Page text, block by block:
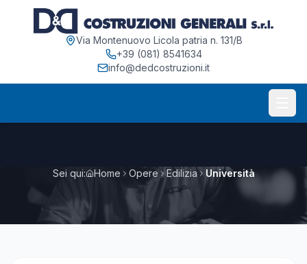
Via Montenuovo Licola patria n. 131/B
+39 (081) 8541634
info@dedcostruzioni.it
Sei qui: Home Opere Edilizia Università